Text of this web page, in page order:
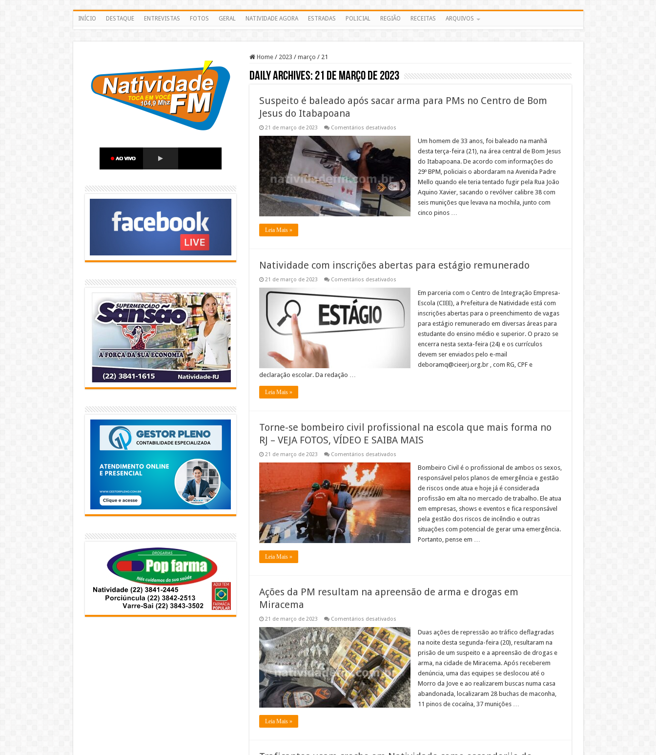
INÍCIO DESTAQUE ENTREVISTAS FOTOS GERAL NATIVIDADE AGORA ESTRADAS POLICIAL REGIÃO RECEITAS ARQUIVOS
Home / 2023 / março / 21
Daily Archives: 21 de março de 2023
Suspeito é baleado após sacar arma para PMs no Centro de Bom
Jesus do Itabapoana
21 de março de 2023 Comentários desativadosem
sacar
PMs
no
Centro
de
Bom
Jesus
do
Um homem de 33 anos, foi baleado na manhã
desta terça-feira (21), na área central de Bom Jesus
do Itabapoana. De acordo com informações do
29º BPM, policiais o abordaram na Avenida Padre
Mello quando ele teria tentado fugir pela Rua João
Aquino Xavier, sacando o revólver calibre 38 com
seis munições que levava na mochila, junto com
cinco pinos …
Leia Mais »
Natividade com inscrições abertas para estágio remunerado
21 de março de 2023 Comentários desativadosem
inscrições
abertas
para
remunerado
Em parceria com o Centro de Integração Empresa-
Escola (CIEE), a Prefeitura de Natividade está com
inscrições abertas para o preenchimento de vagas
para estágio remunerado em diversas áreas para
estudante do ensino médio e superior. O prazo se
encerra nesta sexta-feira (24) e os currículos
devem ser enviados pelo e-mail
deboramq@cieerj.org.br , com RG, CPF e
declaração escolar. Da redação …
Leia Mais »
Torne-se bombeiro civil profissional na escola que mais forma no
RJ – VEJA FOTOS, VÍDEO E SAIBA MAIS
21 de março de 2023 Comentários desativadosem
se
profissional
na
escola
mais
forma
RJ
VEJA
Bombeiro Civil é o profissional de ambos os sexos,
responsável pelos planos de emergência e gestão
de riscos onde atua e hoje já é considerada
profissão em alta no mercado de trabalho. Ele atua
em empresas, shows e eventos e fica responsável
pela gestão dos riscos de incêndio e outras
situações com potencial de gerar uma emergência.
Portanto, pense em …
Leia Mais »
Ações da PM resultam na apreensão de arma e drogas em
Miracema
21 de março de 2023 Comentários desativadosem
da
PM
resultam
na
apreensão
de
arma
e
drogas
em
Miracema
Duas ações de repressão ao tráfico deflagradas
na noite desta segunda-feira (20), resultaram na
prisão de um suspeito e a apreensão de drogas e
arma, na cidade de Miracema. Após receberem
denúncia, uma das equipes se deslocou até o
Morro da Jove e ao realizarem buscas numa casa
abandonada, localizaram 28 buchas de maconha,
11 pinos de cocaína, 37 munições …
Leia Mais »